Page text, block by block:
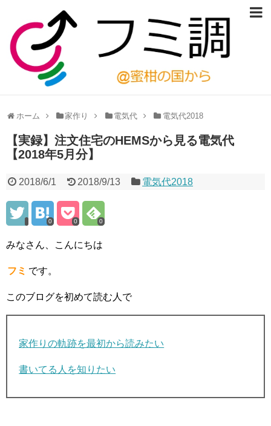
ホーム 家作り 電気代 電気代2018
【実録】注文住宅のHEMSから見る電気代
【2018年5月分】
2018/6/1 2018/9/13 電気代2018
0 0 0
みなさん、こんにちは
フミ です。
このブログを初めて読む人で
家作りの軌跡を最初から読みたい
書いてる人を知りたい